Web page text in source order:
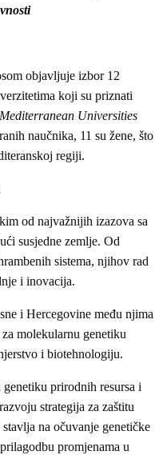
objavljuje izbor 12
koji su priznati
Mediterranean Universities
naučnika, 11 su žene, što
regiji.
od najvažnijih izazova sa
susjedne zemlje. Od
sistema, njihov rad
i inovacija.
i Hercegovine među njima
molekularnu genetiku
i biotehnologiju.
prirodnih resursa i
strategija za zaštitu
na očuvanje genetičke
promjenama u